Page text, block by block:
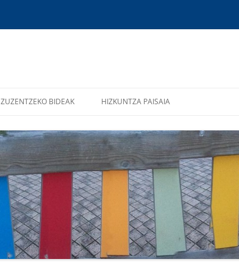
ZUZENTZEKO BIDEAK
KONTSULTA-ITURRIAK
XUXEN ZUZENTZAILEA
HIZKUNTZA PAISAIA